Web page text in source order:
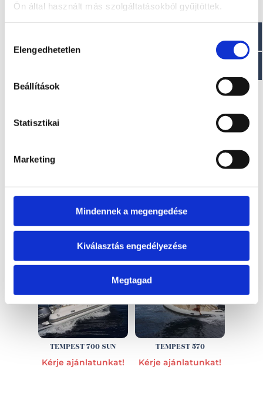
Ön által használt más szolgáltatásokból gyűjtöttek.
kiválasztása
Elengedhetetlen
Beállítások
Statisztikai
Marketing
Mindennek a megengedése
Kiválasztás engedélyezése
Megtagad
Max teljesítmény motorizálás: 1 x 250 LE
EZ IS ÉRDEKELHET
TEMPEST 700 SUN
Kérje ajánlatunkat!
TEMPEST 570
Kérje ajánlatunkat!